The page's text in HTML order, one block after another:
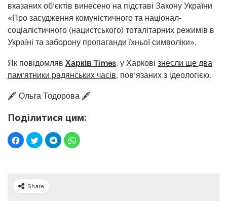
вказаних об’єктів винесено на підставі Закону України
«Про засудження комуністичного та націонал-
соціалістичного (нацистського) тоталітарних режимів в
Україні та заборону пропаганди їхньої символіки».
Як повідомляв Харків Times, у Харкові знесли ще два
пам’ятники радянських часів, пов’язаних з ідеологією.
🖋️ Ольга Тодорова 🖋️
Поділитися цим:
Share